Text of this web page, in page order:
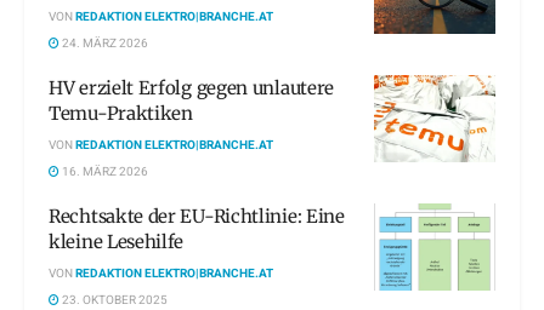
VONREDAKTION ELEKTRO|BRANCHE.AT
24. MÄRZ 2026
HV erzielt Erfolg gegen unlautere
Temu-Praktiken
VONREDAKTION ELEKTRO|BRANCHE.AT
16. MÄRZ 2026
Rechtsakte der EU-Richtlinie: Eine
kleine Lesehilfe
VONREDAKTION ELEKTRO|BRANCHE.AT
23. OKTOBER 2025